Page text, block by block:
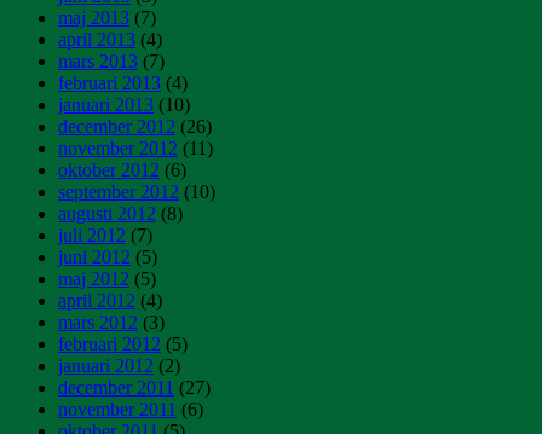
maj 2013 (7)
april 2013 (4)
mars 2013 (7)
februari 2013 (4)
januari 2013 (10)
december 2012 (26)
november 2012 (11)
oktober 2012 (6)
september 2012 (10)
augusti 2012 (8)
juli 2012 (7)
juni 2012 (5)
maj 2012 (5)
april 2012 (4)
mars 2012 (3)
februari 2012 (5)
januari 2012 (2)
december 2011 (27)
november 2011 (6)